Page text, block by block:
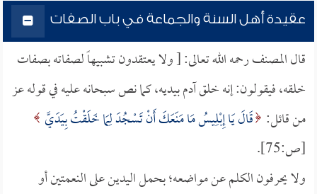
عقيدة أهل السنة والجماعة في باب الصفات
قال المصنف رحمه الله تعالى: [ ولا يعتقدون تشبيهاً لصفاته بصفات
خلقه، فيقولون: إنه خلق آدم بيديه، كما نص سبحانه عليه في قوله عز
من قائل: قَالَ يَا إِبْلِيسُ مَا مَنَعَكَ أَنْ تَسْجُدَ لِمَا خَلَقْتُ بِيَدَيَّ
[ص:75].
ولا يحرفون الكلم عن مواضعه؛ بحمل اليدين على النعمتين أو